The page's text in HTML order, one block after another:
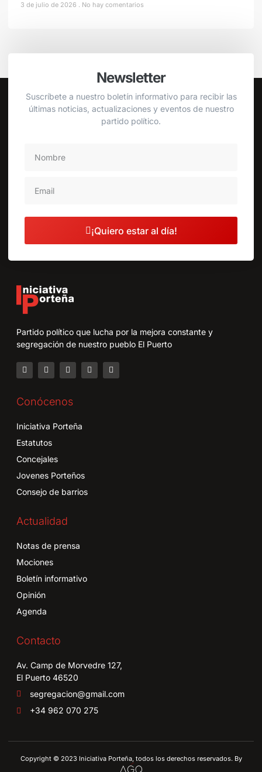
3 de julio de 2026 No hay comentarios
Newsletter
Suscríbete a nuestro boletín informativo para recibir las
últimas noticias, actualizaciones y eventos de nuestro
partido político.
¡Quiero estar al día!
Partido político que lucha por la mejora constante y
segregación de nuestro pueblo El Puerto
Conócenos
Iniciativa Porteña
Estatutos
Concejales
Jovenes Porteños
Consejo de barrios
Actualidad
Notas de prensa
Mociones
Boletín informativo
Opinión
Agenda
Contacto
Av. Camp de Morvedre 127,
El Puerto 46520
segregacion@gmail.com
+34 962 070 275
Copyright © 2023 Iniciativa Porteña, todos los derechos reservados. By